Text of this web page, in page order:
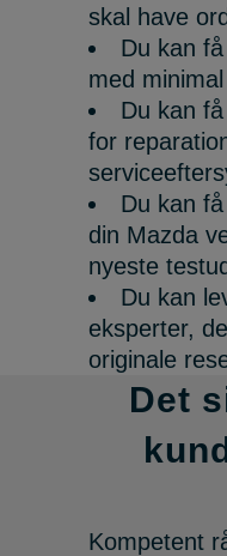
skal have
Du kan
med
Du kan
for
Du kan
din Mazda
nyeste
Du kan
eksperter,
originale
Det
Kompetent